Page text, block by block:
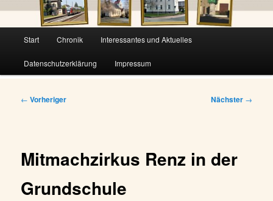
Start Chronik Interessantes und Aktuelles
Datenschutzerklärung Impressum
Beitragsnavigation
← Vorheriger Nächster →
Mitmachzirkus Renz in der
Grundschule